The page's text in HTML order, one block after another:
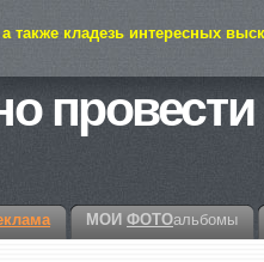
также кладезь интересных
МОИ ФОТОальбомы